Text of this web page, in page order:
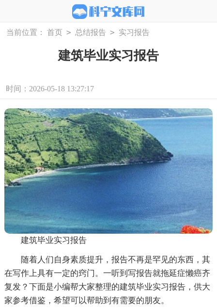
当前位置： 首页 > 总结报告 > 实习报告
建筑毕业实习报告
时间：2026-05-18 13:27:17
建筑毕业实习报告
随着人们自身素质提升，报告不再是罕见的东西，其
在写作上具有一定的窍门。一听到写报告就拖延症懒癌齐
复发？下面是小编帮大家整理的建筑毕业实习报告，供大
家参考借鉴，希望可以帮助到有需要的朋友。